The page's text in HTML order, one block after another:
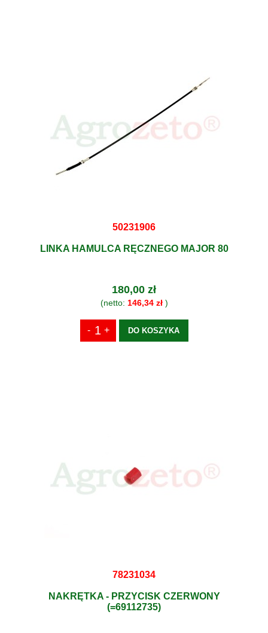
50231906
LINKA HAMULCA RĘCZNEGO MAJOR 80
180,00 zł
(netto: 146,34 zł)
DO KOSZYKA
78231034
NAKRĘTKA - PRZYCISK CZERWONY
(=69112735)